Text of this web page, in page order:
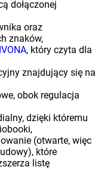
dołączonej
oraz
znaków,
, który czyta dla
znajdujący się na
obok regulacja
dzięki któremu
(otwarte, więc
które
listę